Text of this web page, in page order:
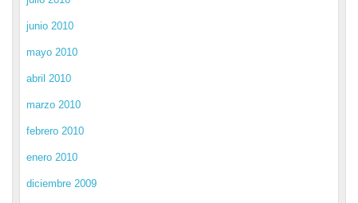
junio 2010
mayo 2010
abril 2010
marzo 2010
febrero 2010
enero 2010
diciembre 2009